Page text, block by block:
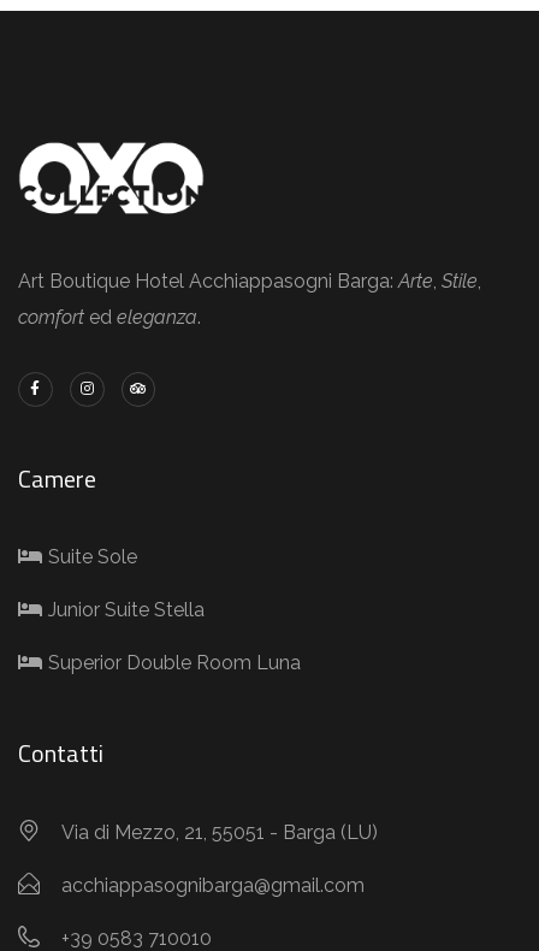
Art Boutique Hotel Acchiappasogni Barga:Arte, Stile,
comfort ed eleganza.
Camere
Suite Sole
Junior Suite Stella
Superior Double Room Luna
Contatti
Via di Mezzo, 21, 55051 - Barga (LU)
acchiappasognibarga@gmail.com
+39 0583 710010